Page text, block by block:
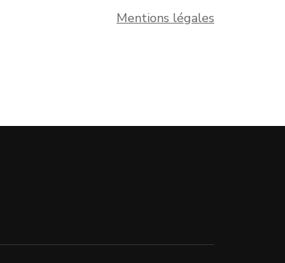
Mentions légales